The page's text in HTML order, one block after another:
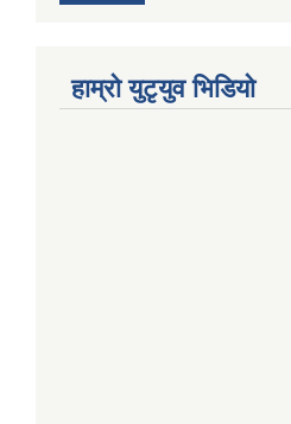
हाम्राे युटृयुव भिडियाे